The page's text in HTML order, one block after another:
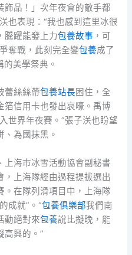
飾品！」次年夜會的敵手都
也表現：“我也感到這里冰很
騰躍能發上力包養故事 ，可
奪戰，此刻完全變包養成了
美學祭典。
蕾絲絲帶包養站長困住，全
箔信用卡也發出哀嚎。禹博
世界年夜賽。”張子浂也盼望
為國抹黑。
上海市冰雪活動協會副秘書
，上海隊經由過程提拔選出
。在隊列滑項目中，上海隊
成就”。“包養俱樂部我們南
動絕對來包養說比擬晚，能
高興的。”